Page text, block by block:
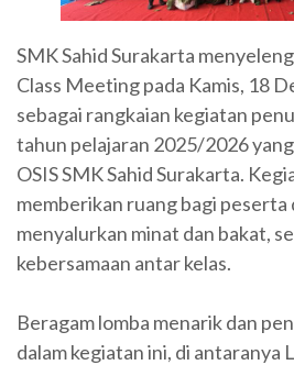
SMK Sahid Surakarta
Class Meeting pada Kamis, 18
sebagai rangkaian kegiatan
tahun pelajaran 2025/2026
OSIS SMK Sahid Surakarta.
memberikan ruang bagi
menyalurkan minat dan bakat,
kebersamaan antar kelas.
Beragam lomba menarik dan
dalam kegiatan ini, di antaranya